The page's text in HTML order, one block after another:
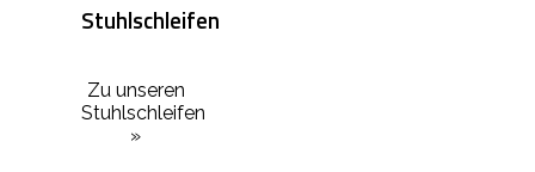
Stuhlschleifen
Zu unseren
Stuhlschleifen
»